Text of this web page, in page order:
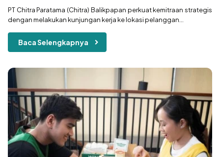
PT Chitra Paratama (Chitra) Balikpapan perkuat kemitraan strategis
dengan melakukan kunjungan kerja ke lokasi pelanggan...
Baca Selengkapnya